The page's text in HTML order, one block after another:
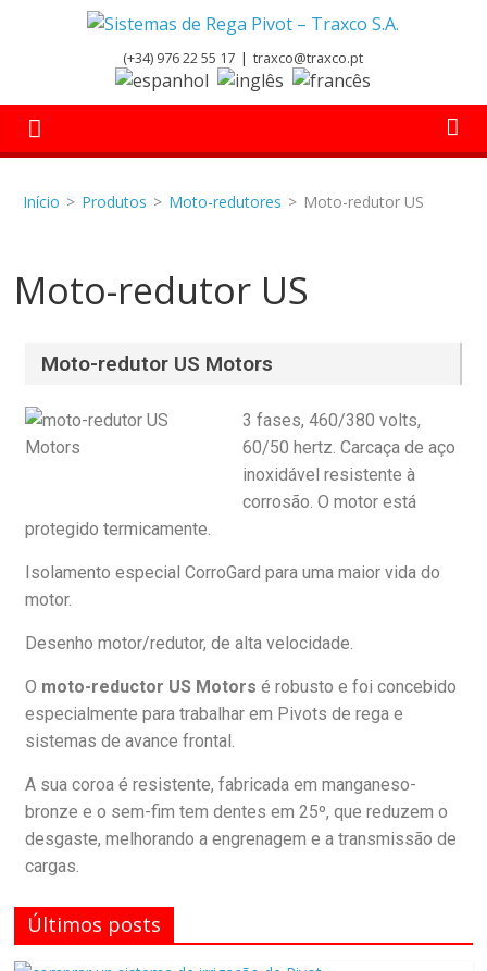
(+34) 976 22 55 17 | traxco@traxco.pt
Início > Produtos > Moto-redutores > Moto-redutor US
Moto-redutor US
Moto-redutor US Motors
3 fases, 460/380 volts,
60/50 hertz. Carcaça de aço
inoxidável resistente à
corrosão. O motor está
protegido termicamente.
Isolamento especial CorroGard para uma maior vida do
motor.
Desenho motor/redutor, de alta velocidade.
O moto-reductor US Motors é robusto e foi concebido
especialmente para trabalhar em Pivots de rega e
sistemas de avance frontal.
A sua coroa é resistente, fabricada em manganeso-
bronze e o sem-fim tem dentes em 25º, que reduzem o
desgaste, melhorando a engrenagem e a transmissão de
cargas.
Últimos posts